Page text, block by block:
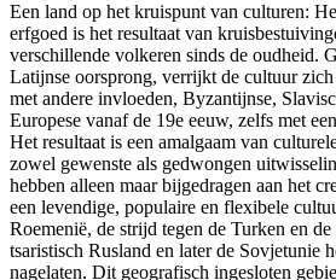
Een land op het kruispunt van culturen:
erfgoed is het resultaat van
verschillende volkeren sinds de oudheid.
Latijnse oorsprong, verrijkt de cultuur zich
met andere invloeden, Byzantijnse,
Europese vanaf de 19e eeuw, zelfs met
Het resultaat is een amalgaam van
zowel gewenste als gedwongen
hebben alleen maar bijgedragen aan het
een levendige, populaire en flexibele
Roemenië, de strijd tegen de Turken en
tsaristisch Rusland en later de Sovjetunie
nagelaten. Dit geografisch ingesloten